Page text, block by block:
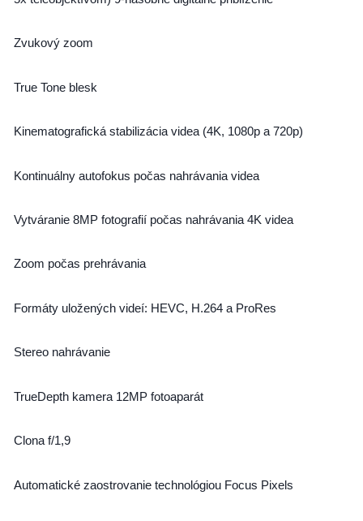
Zvukový zoom
True Tone blesk
Kinematografická stabilizácia videa (4K, 1080p a 720p)
Kontinuálny autofokus počas nahrávania videa
Vytváranie 8MP fotografií počas nahrávania 4K videa
Zoom počas prehrávania
Formáty uložených videí: HEVC, H.264 a ProRes
Stereo nahrávanie
TrueDepth kamera 12MP fotoaparát
Clona f/1,9
Automatické zaostrovanie technológiou Focus Pixels